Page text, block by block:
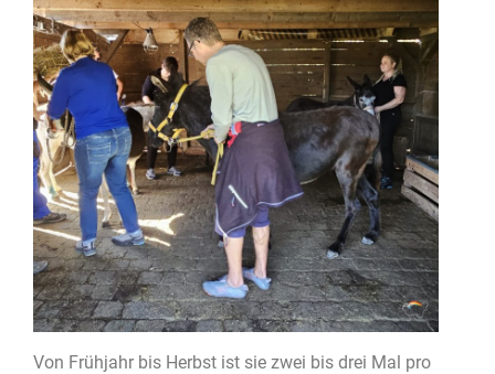
Von Frühjahr bis Herbst ist sie zwei bis drei Mal pro